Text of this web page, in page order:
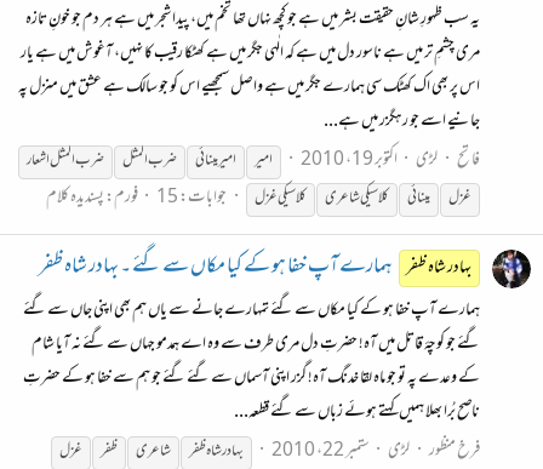
یہ سب ظہورِ شانِ حقیقت بشر میں ہے جو کچھ نہاں تھا تخم میں، پیدا شجر میں ہے ہر دم جو خونِ تازہ
مری چشمِ تر میں ہے ناسور دل میں ہے کہ الٰہی جگر میں ہے کھٹکا رقیب کا نہیں، آغوش میں ہے یار
اس پر بھی اک کھٹک سی ہمارے جگر میں ہے واصل سمجھیے اس کو جو سالک ہے عشق میں منزل پہ
جانیے اسے جو رہگزر میں ہے...
فاتح لڑی اکتوبر 19، 2010 امیر امیر مینائی ضرب المثل
ضرب المثل اشعار
غزل
مینائی کلاسیکیشاعری کلاسیکیغزل جوابات: 15 فورم:پسندیدہ کلام
بہادر شاہ ظفر ہمارے آپ خفا ہو کے کیا مکاں سے گئے ۔ بہادر شاہ ظفر
ہمارے آپ خفا ہو کے کیا مکاں سے گئے تمہارے جانے سے یاں ہم بھی اپنی جاں سے گئے
گئے جو کوچۂ قاتل میں آہ! حضرتِ دل مری طرف سے وہ اے ہمدمو جہاں سے گئے نہ آیا شام
کے وعدے پہ تو جو ماہ لقا خدنگ آہ! گزر اپنی آسماں سے گئے گئے جو ہم سے خفا ہو کے حضرتِ
ناصح بُرا بھلا ہمیں کہتے ہوئے زباں سے گئے قطعہ...
فرخ منظور لڑی ستمبر 22، 2010 بہادر شاہ ظفر شاعری ظفر
غزل